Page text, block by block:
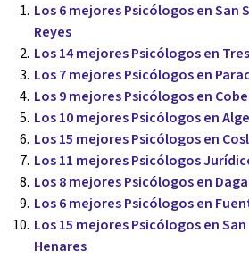
Los 6 mejores Psicólogos en San
Reyes
Los 14 mejores Psicólogos en
Los 7 mejores Psicólogos en
Los 9 mejores Psicólogos en
Los 10 mejores Psicólogos en
Los 15 mejores Psicólogos en
Los 11 mejores Psicólogos
Los 8 mejores Psicólogos en
Los 6 mejores Psicólogos en
Los 15 mejores Psicólogos en
Henares